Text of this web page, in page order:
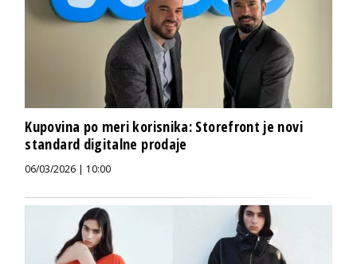
Kupovina po meri korisnika: Storefront je novi
standard digitalne prodaje
06/03/2026 | 10:00